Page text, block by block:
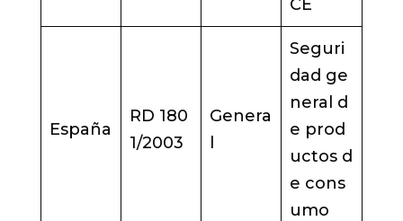
CE
España
RD 180
1/2003
Genera
Seguri
dad ge
neral d
e prod
uctos d
e cons
umo